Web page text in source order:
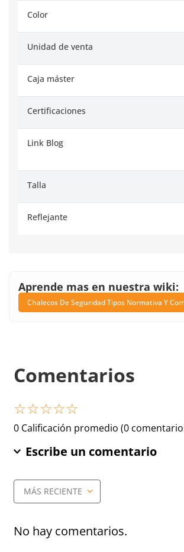
Color
Unidad de venta
Caja máster
Certificaciones
Link Blog
Talla
Reflejante
Aprende mas en nuestra wiki:
Chalecos De Seguridad Tipos Normativa Y
Comentarios
☆☆☆☆☆
0 Calificación promedio (0
Escribe un comentario
Agregar comentario
MÁS RECIENTE
No hay comentarios.